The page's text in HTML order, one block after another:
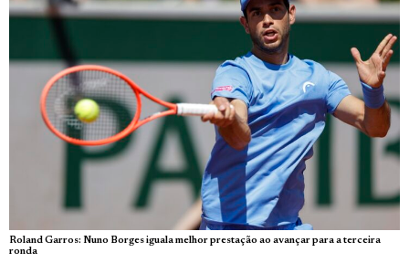
Roland Garros: Nuno Borges iguala melhor prestação ao avançar para a terceira
ronda